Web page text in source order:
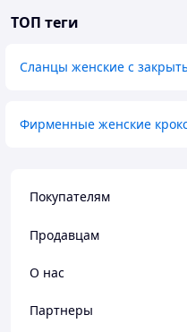
ТОП теги
Сланцы женские с
Фирменные женские
Покупателям
Продавцам
О нас
Партнеры